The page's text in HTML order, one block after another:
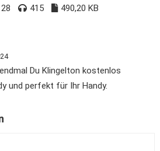
28 415 490,20 KB
Du Klingelton kostenlos
und perfekt für Ihr Handy.